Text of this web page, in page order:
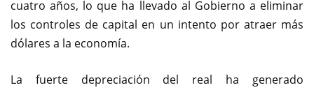
cuatro años, lo que ha llevado al Gobierno a eliminar
los controles de capital en un intento por atraer más
dólares a la economía.
La fuerte depreciación del real ha generado